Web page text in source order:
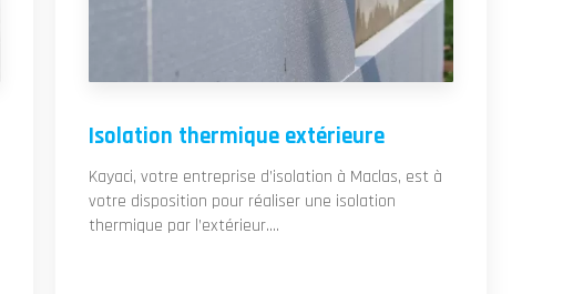
Isolation thermique extérieure
Kayaci, votre entreprise d’isolation à Maclas, est à
votre disposition pour réaliser une isolation
thermique par l’extérieur....